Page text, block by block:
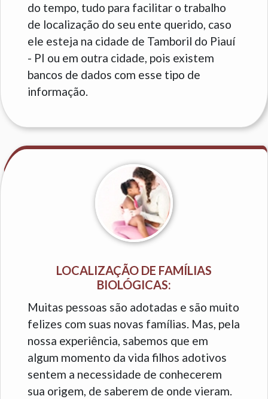
do tempo, tudo para facilitar o trabalho
de localização do seu ente querido, caso
ele esteja na cidade de Tamboril do Piauí
- PI ou em outra cidade, pois existem
bancos de dados com esse tipo de
informação.
LOCALIZAÇÃO DE FAMÍLIAS
BIOLÓGICAS:
Muitas pessoas são adotadas e são muito
felizes com suas novas famílias. Mas, pela
nossa experiência, sabemos que em
algum momento da vida filhos adotivos
sentem a necessidade de conhecerem
sua origem, de saberem de onde vieram.